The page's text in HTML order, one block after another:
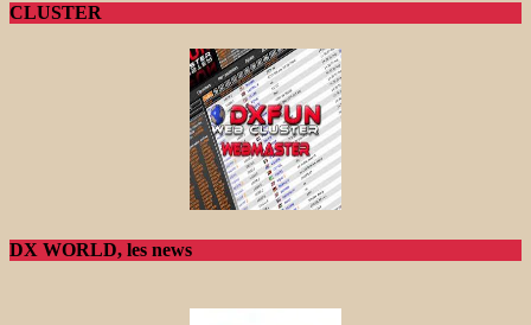
CLUSTER
DX WORLD, les news